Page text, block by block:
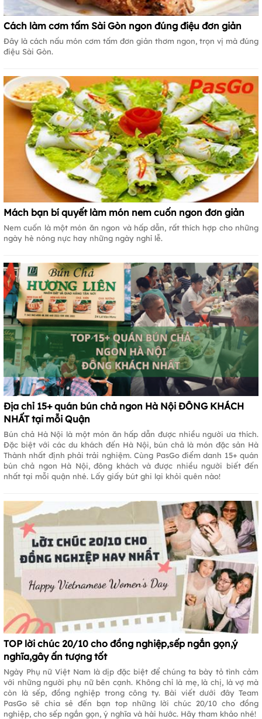
Cách làm cơm tấm Sài Gòn ngon đúng điệu đơn giản
Đây là cách nấu món cơm tấm đơn giản thơm ngon, trọn vị mà đúng
điệu Sài Gòn.
Mách bạn bí quyết làm món nem cuốn ngon đơn giản
Nem cuốn là một món ăn ngon và hấp dẫn, rất thích hợp cho những
ngày hè nóng nực hay những ngày nghỉ lễ.
Địa chỉ 15+ quán bún chả ngon Hà Nội ĐÔNG KHÁCH
NHẤT tại mỗi Quận
Bún chả Hà Nội là một món ăn hấp dẫn được nhiều người ưa thích.
Đặc biệt với các du khách đến Hà Nội, bún chả là món đặc sản Hà
Thành nhất định phải trải nghiệm. Cùng PasGo điểm danh 15+ quán
bún chả ngon Hà Nội, đông khách và được nhiều người biết đến
nhất tại mỗi quận nhé. Lấy giấy bút ghi lại khỏi quên nào!
TOP lời chúc 20/10 cho đồng nghiệp,sếp ngắn gọn,ý
nghĩa,gây ấn tượng tốt
Ngày Phụ nữ Việt Nam là dịp đặc biệt để chúng ta bày tỏ tình cảm
với những người phụ nữ bên cạnh. Không chỉ là mẹ, là chị, là vợ mà
còn là sếp, đồng nghiệp trong công ty. Bài viết dưới đây Team
PasGo sẽ chia sẻ đến bạn top những lời chúc 20/10 cho đồng
nghiệp, cho sếp ngắn gọn, ý nghĩa và hài hước. Hãy tham khảo nhé!